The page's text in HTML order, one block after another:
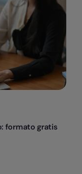
formato gratis